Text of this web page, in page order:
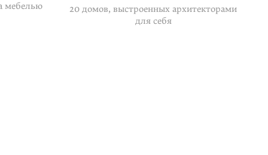
мебелью
20 домов, выстроенных архитекторами
для себя